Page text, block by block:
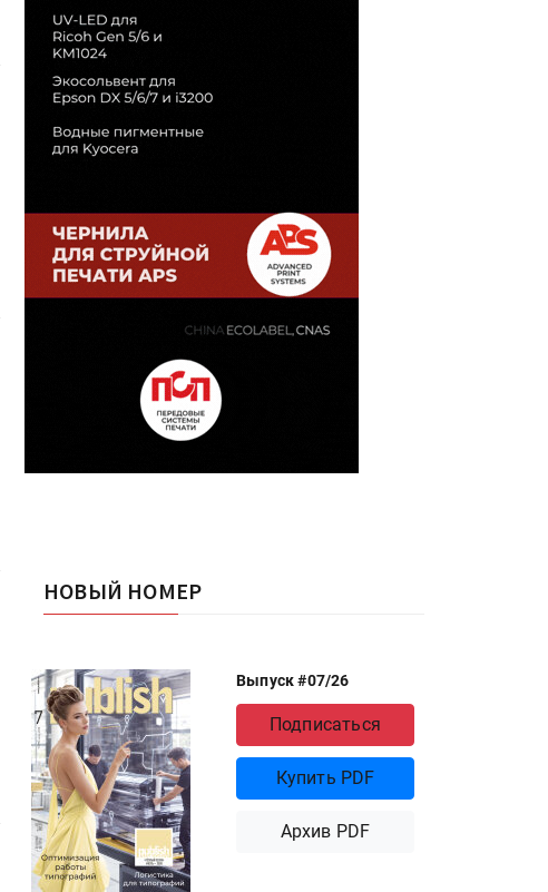
НОВЫЙ НОМЕР
Выпуск #07/26
Подписаться
Купить PDF
Архив PDF